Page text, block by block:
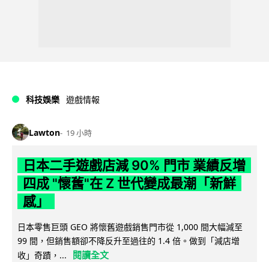
科技娛樂 遊戲情報
Lawton 19 小時
日本二手遊戲店減 90% 門市 業績反增
四成 "懷舊"在 Z 世代變成最潮「新鮮
感」
日本零售巨頭 GEO 將懷舊遊戲銷售門市從 1,000 間大幅減至
99 間，但銷售額卻不降反升至過往的 1.4 倍。做到「減店增
收」奇蹟，...
閱讀全文